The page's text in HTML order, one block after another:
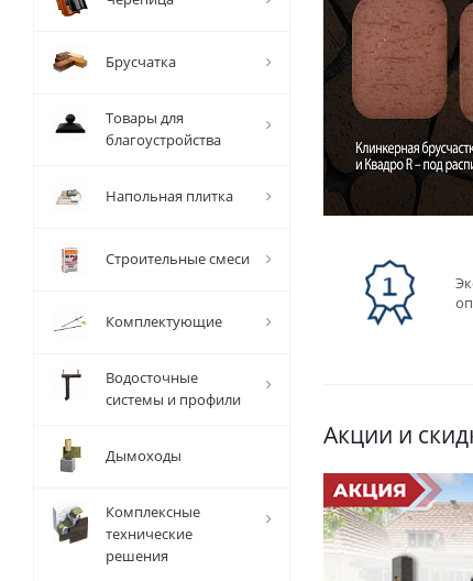
Акции и
Брусчатка
Товары для
благоустройства
Напольная плитка
Строительные смеси
Комплектующие
Водосточные
системы и профили
Дымоходы
Комплексные
технические
решения